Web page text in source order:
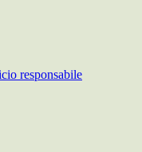
responsabile